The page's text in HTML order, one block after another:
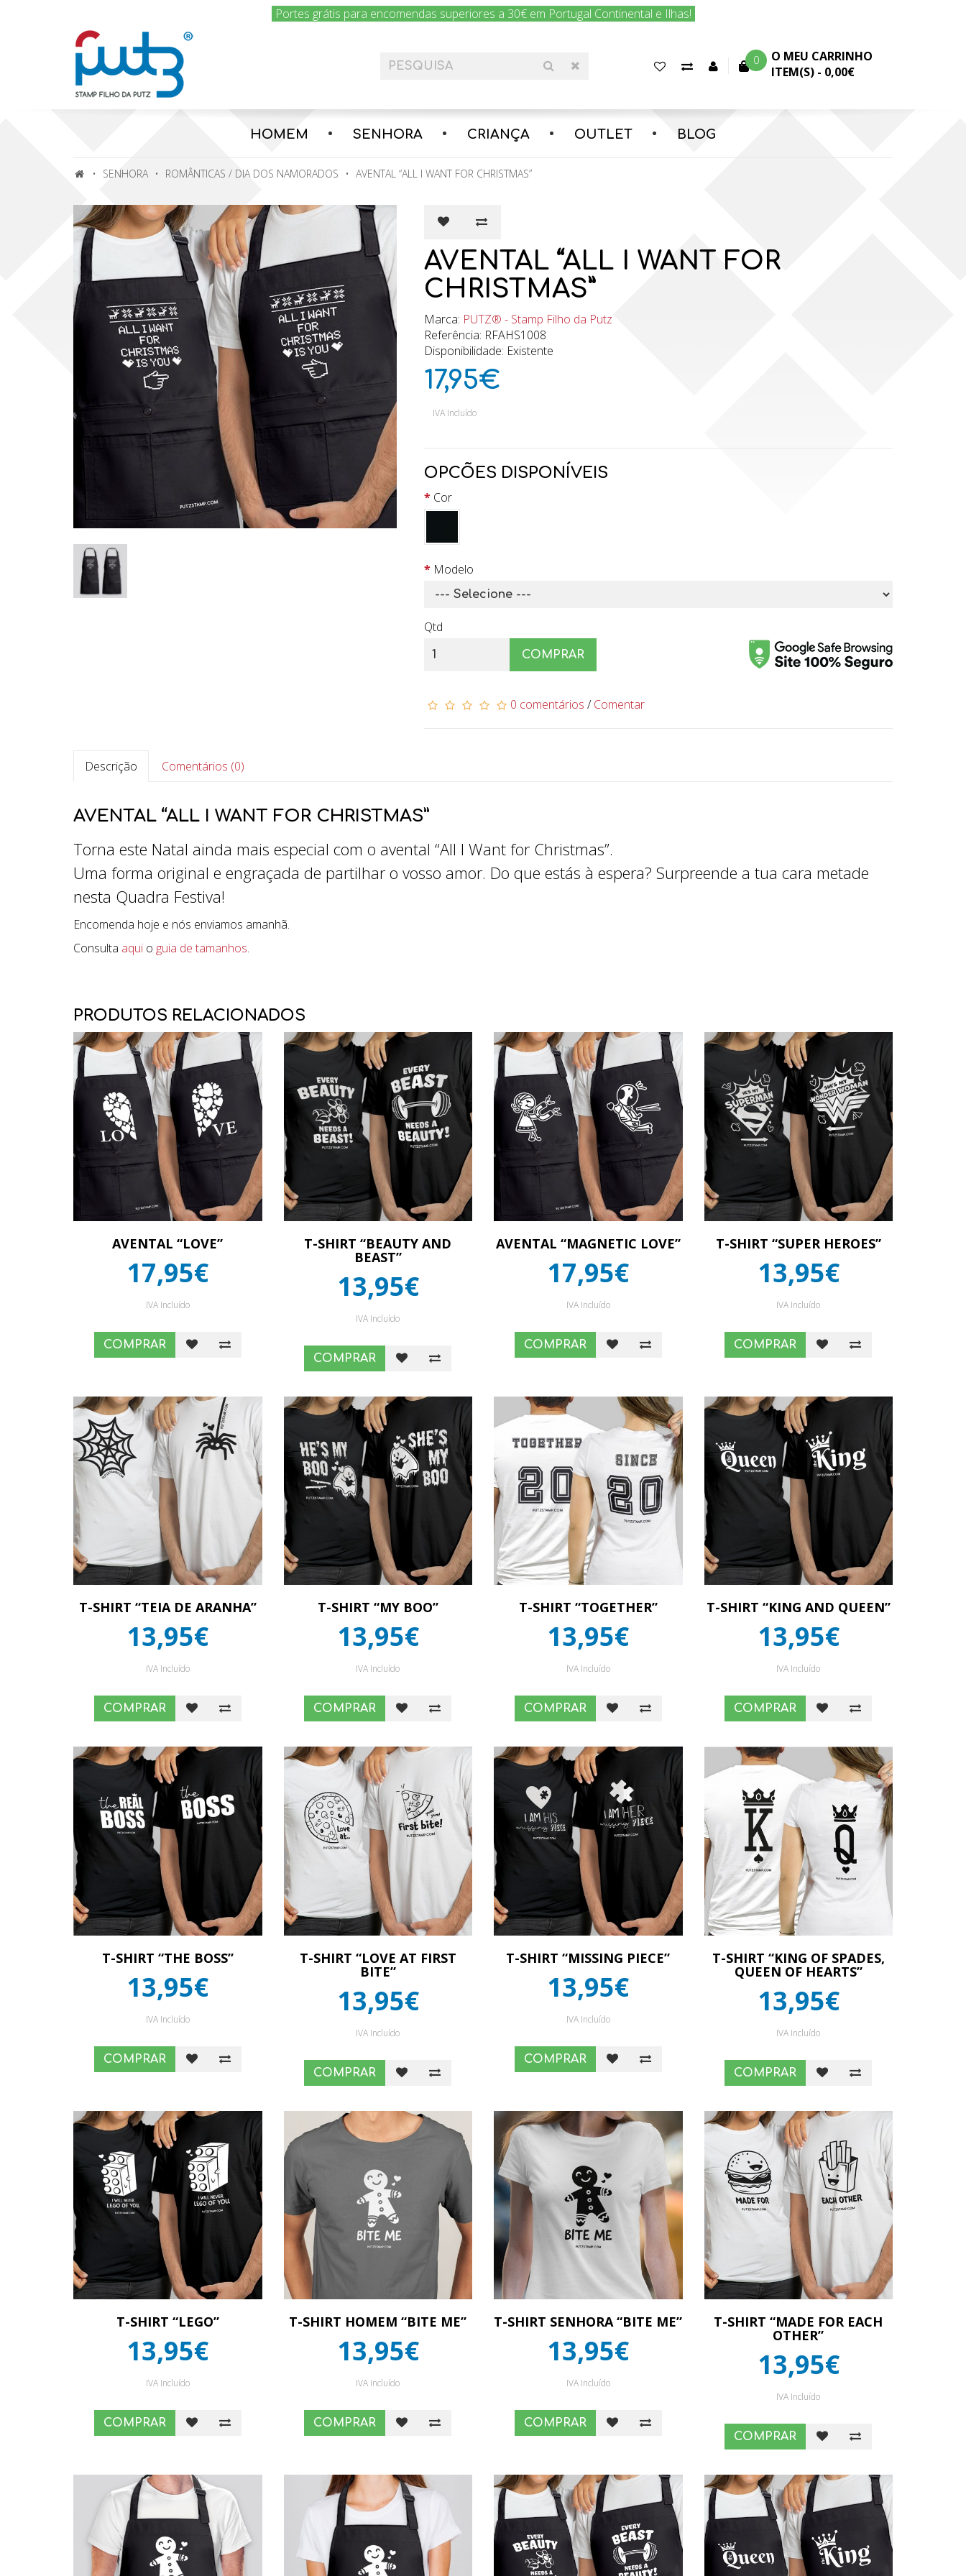
Portes grátis para encomendas superiores a 30€ em Portugal Continental e Ilhas!
FavoritosComparar
Conta 0
O MEU CARRINHO
ITEM(S) - 0,00€
HOMEM SENHORA CRIANÇA OUTLET BLOG
SENHORA ROMÂNTICAS / DIA DOS NAMORADOS AVENTAL “ALL I WANT FOR CHRISTMAS”
AVENTAL “ALL I WANT FOR
CHRISTMAS”
Marca: PUTZ® - Stamp Filho da Putz
Referência: RFAHS1008
Disponibilidade: Existente
17,95€
IVA Incluído
OPCÕES DISPONÍVEIS
Cor
Modelo
Qtd
COMPRAR
0 comentários /Comentar
Descrição Comentários (0)
AVENTAL “ALL I WANT FOR CHRISTMAS”
Torna este Natal ainda mais especial com o avental “All I Want for Christmas”.
Uma forma original e engraçada de partilhar o vosso amor. Do que estás à espera? Surpreende a tua cara metade
nesta Quadra Festiva!
Encomenda hoje e nós enviamos amanhã.
Consulta aqui o guia de tamanhos.
PRODUTOS RELACIONADOS
AVENTAL “LOVE”
17,95€
IVA Incluído
COMPRAR
T-SHIRT “BEAUTY AND
BEAST”
13,95€
IVA Incluído
COMPRAR
AVENTAL “MAGNETIC LOVE”
17,95€
IVA Incluído
COMPRAR
T-SHIRT “SUPER HEROES”
13,95€
IVA Incluído
COMPRAR
T-SHIRT “TEIA DE ARANHA”
13,95€
IVA Incluído
COMPRAR
T-SHIRT “MY BOO”
13,95€
IVA Incluído
COMPRAR
T-SHIRT “TOGETHER”
13,95€
IVA Incluído
COMPRAR
T-SHIRT “KING AND QUEEN”
13,95€
IVA Incluído
COMPRAR
T-SHIRT “THE BOSS”
13,95€
IVA Incluído
COMPRAR
T-SHIRT “LOVE AT FIRST
BITE”
13,95€
IVA Incluído
COMPRAR
T-SHIRT “MISSING PIECE”
13,95€
IVA Incluído
COMPRAR
T-SHIRT “KING OF SPADES,
QUEEN OF HEARTS”
13,95€
IVA Incluído
COMPRAR
T-SHIRT “LEGO”
13,95€
IVA Incluído
COMPRAR
T-SHIRT HOMEM “BITE ME”
13,95€
IVA Incluído
COMPRAR
T-SHIRT SENHORA “BITE ME”
13,95€
IVA Incluído
COMPRAR
T-SHIRT “MADE FOR EACH
OTHER”
13,95€
IVA Incluído
COMPRAR